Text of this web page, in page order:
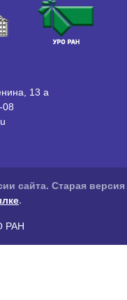
13 а
08
сайта. Старая версия
.
РАН